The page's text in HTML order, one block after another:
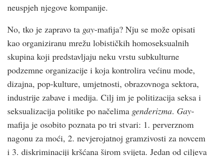
neuspjeh njegove kompanije.
No, tko je zapravo ta gay-mafija? Nju se može opisati
kao organiziranu mrežu lobističkih homoseksualnih
skupina koji predstavljaju neku vrstu subkulturne
podzemne organizacije i koja kontrolira većinu mode,
dizajna, pop-kulture, umjetnosti, obrazovnoga sektora,
industrije zabave i medija. Cilj im je politizacija seksa i
seksualizacija politike po načelima genderizma. Gay-
mafija je osobito poznata po tri stvari: 1. perverznom
nagonu za moći, 2. nevjerojatnoj gramzivosti za novcem
i 3. diskriminaciji kršćana širom svijeta. Jedan od ciljeva